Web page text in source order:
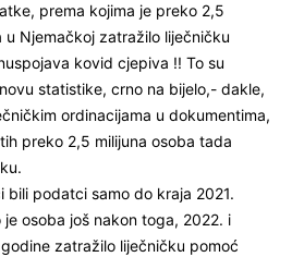
prema kojima je preko 2,5
u Njemačkoj zatražilo liječničku
kovid cjepiva !! To su
statistike, crno na bijelo,- dakle,
ordinacijama u dokumentima,
preko 2,5 milijuna osoba tada
bili podatci samo do kraja 2021.
je osoba još nakon toga, 2022. i
zatražilo liječničku pomoć